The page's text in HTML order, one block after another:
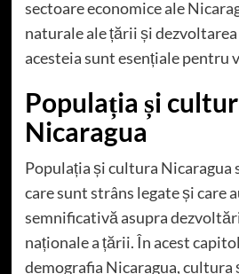
sectoare economice ale
naturale ale țării și
acesteia sunt esențiale pentru
Populația și
Nicaragua
Populația și cultura Nicaragua
care sunt strâns legate și care
semnificativă asupra
naționale a țării. În acest
demografia Nicaragua,